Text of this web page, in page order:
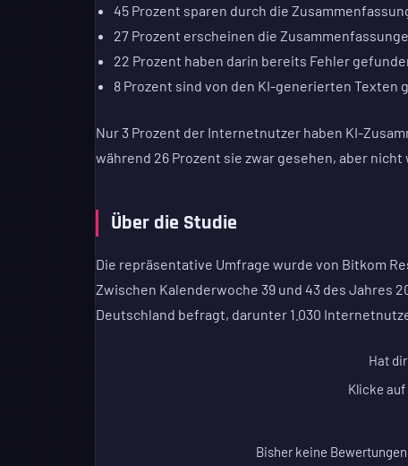
45 Prozent sparen durch die
27 Prozent erscheinen die
22 Prozent haben darin bereits Fehler
8 Prozent sind von den KI-generierten Texten
Nur 3 Prozent der Internetnutzer haben KI-
während 26 Prozent sie zwar gesehen, aber
Über die Studie
Die repräsentative Umfrage wurde von Bitkom
Zwischen Kalenderwoche 39 und 43 des Jahres
Deutschland befragt, darunter 1.030
Hat
Klicke auf
Bisher keine